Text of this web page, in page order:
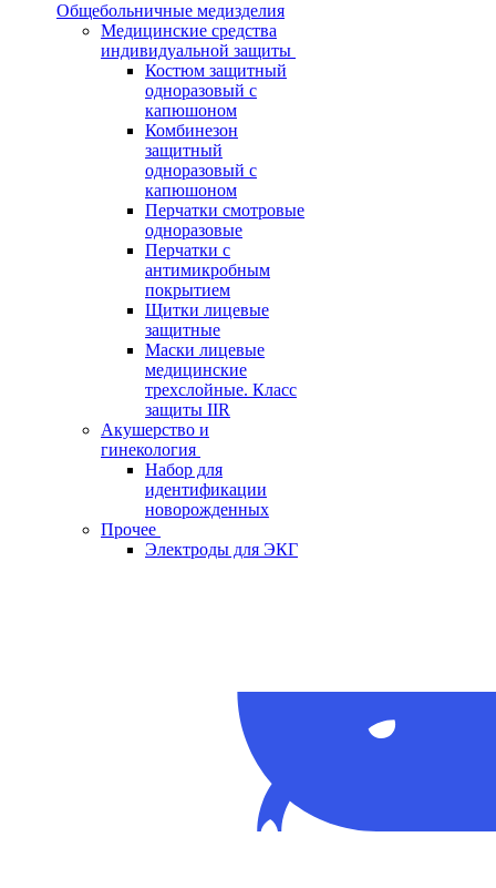
Общебольничные медизделия
Медицинские средства
индивидуальной защиты
Костюм защитный
одноразовый с
капюшоном
Комбинезон
защитный
одноразовый с
капюшоном
Перчатки смотровые
одноразовые
Перчатки с
антимикробным
покрытием
Щитки лицевые
защитные
Маски лицевые
медицинские
трехслойные. Класс
защиты IIR
Акушерство и
гинекология
Набор для
идентификации
новорожденных
Прочее
Электроды для ЭКГ